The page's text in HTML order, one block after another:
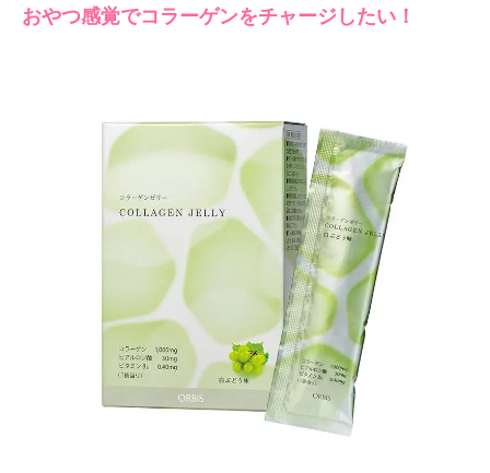
おやつ感覚でコラーゲンをチャージしたい！